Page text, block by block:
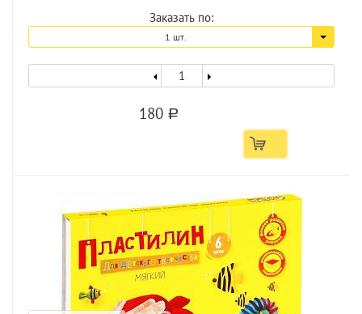
Заказать по:
1 шт.
180 a